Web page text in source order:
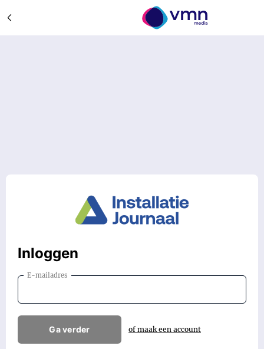
Inloggen
E-mailadres
Ga verder of maak een account